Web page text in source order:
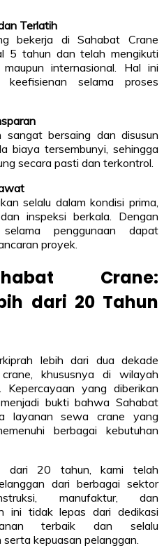
Terlatih
bekerja di Sahabat Crane
5 tahun dan telah mengikuti
internasional. Hal ini
selama proses
bersaing dan disusun
biaya tersembunyi, sehingga
secara pasti dan terkontrol.
selalu dalam kondisi prima,
inspeksi berkala. Dengan
penggunaan dapat
proyek.
Crane:
dari 20 Tahun
lebih dari dua dekade
khususnya di wilayah
Kepercayaan yang diberikan
bukti bahwa Sahabat
layanan sewa crane yang
berbagai kebutuhan
dari 20 tahun, kami telah
dari berbagai sektor
manufaktur, dan
ini tidak lepas dari dedikasi
terbaik dan selalu
kepuasan pelanggan.